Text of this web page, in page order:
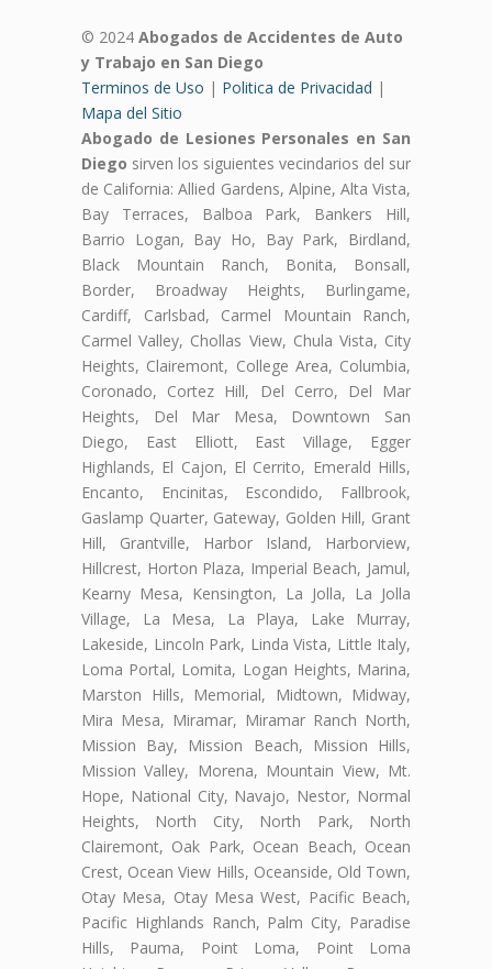
© 2024 Abogados de Accidentes de Auto
y Trabajo en San Diego
Terminos de Uso | Politica de Privacidad |
Mapa del Sitio
Abogado de Lesiones Personales en San
Diego sirven los siguientes vecindarios del sur
de California: Allied Gardens, Alpine, Alta Vista,
Bay Terraces, Balboa Park, Bankers Hill,
Barrio Logan, Bay Ho, Bay Park, Birdland,
Black Mountain Ranch, Bonita, Bonsall,
Border, Broadway Heights, Burlingame,
Cardiff, Carlsbad, Carmel Mountain Ranch,
Carmel Valley, Chollas View, Chula Vista, City
Heights, Clairemont, College Area, Columbia,
Coronado, Cortez Hill, Del Cerro, Del Mar
Heights, Del Mar Mesa, Downtown San
Diego, East Elliott, East Village, Egger
Highlands, El Cajon, El Cerrito, Emerald Hills,
Encanto, Encinitas, Escondido, Fallbrook,
Gaslamp Quarter, Gateway, Golden Hill, Grant
Hill, Grantville, Harbor Island, Harborview,
Hillcrest, Horton Plaza, Imperial Beach, Jamul,
Kearny Mesa, Kensington, La Jolla, La Jolla
Village, La Mesa, La Playa, Lake Murray,
Lakeside, Lincoln Park, Linda Vista, Little Italy,
Loma Portal, Lomita, Logan Heights, Marina,
Marston Hills, Memorial, Midtown, Midway,
Mira Mesa, Miramar, Miramar Ranch North,
Mission Bay, Mission Beach, Mission Hills,
Mission Valley, Morena, Mountain View, Mt.
Hope, National City, Navajo, Nestor, Normal
Heights, North City, North Park, North
Clairemont, Oak Park, Ocean Beach, Ocean
Crest, Ocean View Hills, Oceanside, Old Town,
Otay Mesa, Otay Mesa West, Pacific Beach,
Pacific Highlands Ranch, Palm City, Paradise
Hills, Pauma, Point Loma, Point Loma